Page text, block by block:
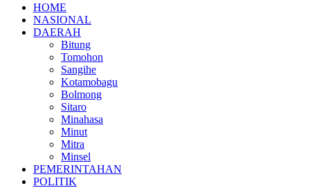
HOME
NASIONAL
DAERAH
Bitung
Tomohon
Sangihe
Kotamobagu
Bolmong
Sitaro
Minahasa
Minut
Mitra
Minsel
PEMERINTAHAN
POLITIK